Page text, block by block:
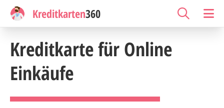
Kreditkarten360
Kreditkarte für Online
Einkäufe